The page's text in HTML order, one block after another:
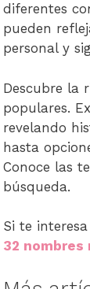
diferentes
pueden
personal y
Descubre la
populares.
revelando
hasta
Conoce las
búsqueda.
Si te
32 nombres